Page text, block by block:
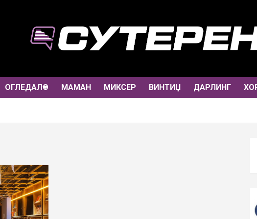
ОГЛЕДАЛО МАМАН МИКСЕР ВИНТИЏ ДАРЛИНГ